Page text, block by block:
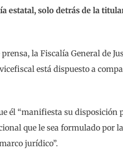
estatal, solo detrás de la
la Fiscalía General de
está dispuesto a
él “manifiesta su disposición
que le sea formulado por
jurídico”.